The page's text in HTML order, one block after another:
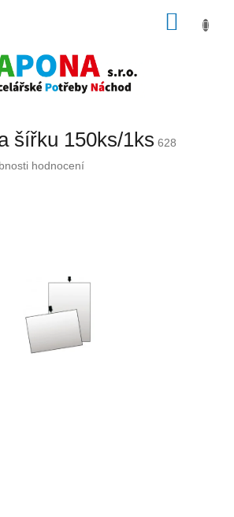
šířku 150ks/1ks 628
hodnocení